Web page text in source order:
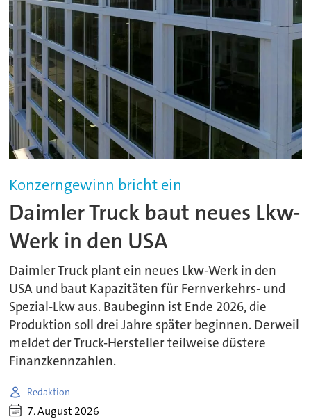
Konzerngewinn bricht ein
Daimler Truck baut neues Lkw-
Werk in den USA
Daimler Truck plant ein neues Lkw-Werk in den
USA und baut Kapazitäten für Fernverkehrs- und
Spezial-Lkw aus. Baubeginn ist Ende 2026, die
Produktion soll drei Jahre später beginnen. Derweil
meldet der Truck-Hersteller teilweise düstere
Finanzkennzahlen.
Redaktion
7. August 2026